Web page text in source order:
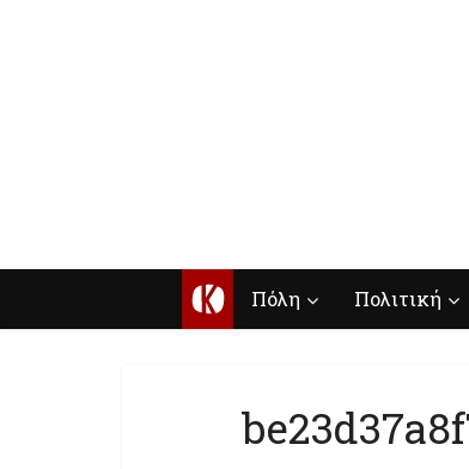
Κ Πόλη Πολιτική